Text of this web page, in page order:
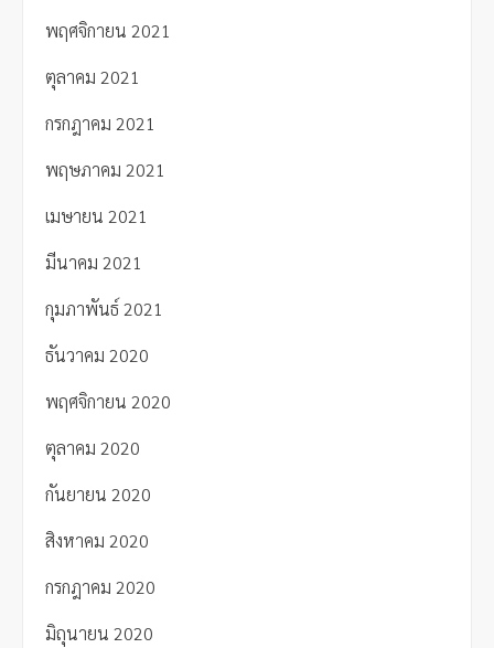
พฤศจิกายน 2021
ตุลาคม 2021
กรกฎาคม 2021
พฤษภาคม 2021
เมษายน 2021
มีนาคม 2021
กุมภาพันธ์ 2021
ธันวาคม 2020
พฤศจิกายน 2020
ตุลาคม 2020
กันยายน 2020
สิงหาคม 2020
กรกฎาคม 2020
มิถุนายน 2020